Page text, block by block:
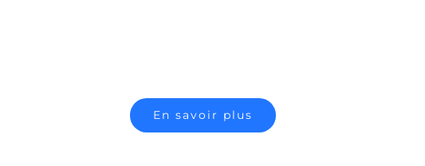
En savoir plus